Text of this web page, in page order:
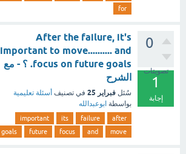
for
0
تصويتات
1
إجابة
After the failure, it's
important to move.......... and
focus on future goals. ؟ - مع
الشرح
سُئل فبراير 25 في تصنيف أسئلة تعليمية
بواسطة ابوعبدالله
after
failure
its
important
move
and
focus
future
goals